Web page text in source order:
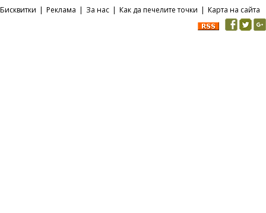
Бисквитки | Реклама | За нас | Как да печелите точки | Карта на сайта